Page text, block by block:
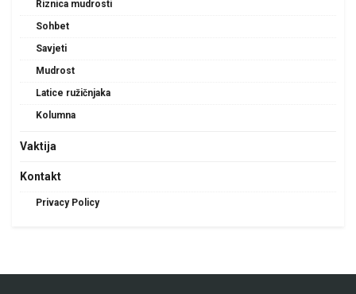
Riznica mudrosti
Sohbet
Savjeti
Mudrost
Latice ružičnjaka
Kolumna
Vaktija
Kontakt
Privacy Policy